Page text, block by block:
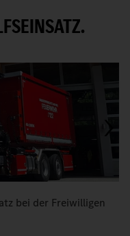
bei der Freiwilligen